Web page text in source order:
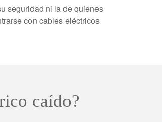
seguridad ni la de quienes
con cables eléctricos
caído?